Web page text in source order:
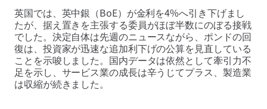
英国では、英中銀（BoE）が金利を4%へ引き下げまし
たが、据え置きを主張する委員がほぼ半数にのぼる接戦
でした。決定自体は先週のニュースながら、ポンドの回
復は、投資家が迅速な追加利下げの公算を見直している
ことを示唆しました。国内データは依然として牽引力不
足を示し、サービス業の成長は辛うじてプラス、製造業
は収縮が続きました。